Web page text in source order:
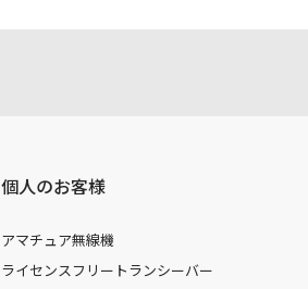
個人のお客様
アマチュア無線機
ライセンスフリートランシーバー